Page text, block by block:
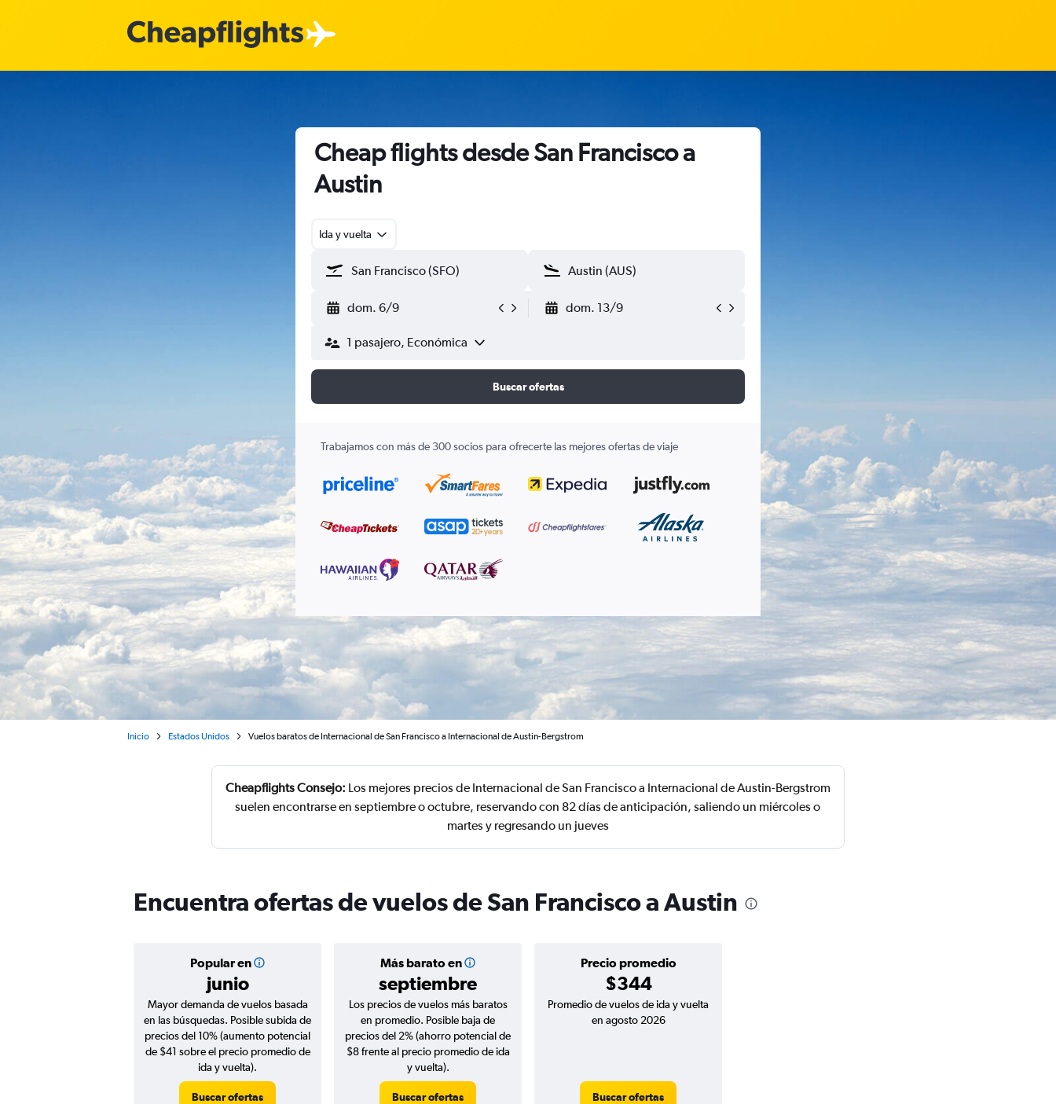
Cheap flights desde San Francisco a
Austin
Ida y vuelta
dom. 6/9 dom. 13/9
1 pasajero, Económica
Buscar ofertas
Trabajamos con más de 300 socios para ofrecerte las mejores ofertas de viaje
Inicio Estados Unidos Vuelos baratos de Internacional de San Francisco a Internacional de Austin-Bergstrom
Cheapflights Consejo: Los mejores precios de Internacional de San Francisco a Internacional de Austin-Bergstrom
suelen encontrarse en septiembre o octubre, reservando con 82 días de anticipación, saliendo un miércoles o
martes y regresando un jueves
Encuentra ofertas de vuelos de San Francisco a Austin
Popular en
junio
Más barato en
septiembre
Precio promedio
$344
Mayor demanda de vuelos basada
en las búsquedas. Posible subida de
precios del 10% (aumento potencial
de $41 sobre el precio promedio de
ida y vuelta).
Buscar ofertas
Los precios de vuelos más baratos
en promedio. Posible baja de
precios del 2% (ahorro potencial de
$8 frente al precio promedio de ida
y vuelta).
Buscar ofertas
Promedio de vuelos de ida y vuelta
en agosto 2026
Buscar ofertas